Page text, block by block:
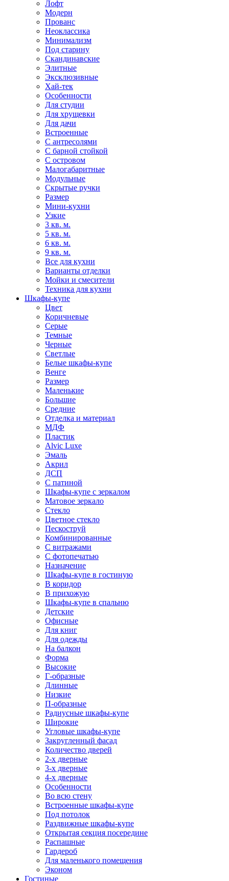
Лофт
Модерн
Прованс
Неоклассика
Минимализм
Под старину
Скандинавские
Элитные
Эксклюзивные
Хай-тек
Особенности
Для студии
Для хрущевки
Для дачи
Встроенные
С антресолями
С барной стойкой
С островом
Малогабаритные
Модульные
Скрытые ручки
Размер
Мини-кухни
Узкие
3 кв. м.
5 кв. м.
6 кв. м.
9 кв. м.
Все для кухни
Варианты отделки
Мойки и смесители
Техника для кухни
Шкафы-купе
Цвет
Коричневые
Серые
Темные
Черные
Светлые
Белые шкафы-купе
Венге
Размер
Маленькие
Большие
Средние
Отделка и материал
МДФ
Пластик
Alvic Luxe
Эмаль
Акрил
ДСП
С патиной
Шкафы-купе с зеркалом
Матовое зеркало
Стекло
Цветное стекло
Пескоструй
Комбинированные
С витражами
С фотопечатью
Назначение
Шкафы-купе в гостиную
В коридор
В прихожую
Шкафы-купе в спальню
Детские
Офисные
Для книг
Для одежды
На балкон
Форма
Высокие
Г-образные
Длинные
Низкие
П-образные
Радиусные шкафы-купе
Широкие
Угловые шкафы-купе
Закругленный фасад
Количество дверей
2-х дверные
3-х дверные
4-х дверные
Особенности
Во всю стену
Встроенные шкафы-купе
Под потолок
Раздвижные шкафы-купе
Открытая секция посередине
Распашные
Гардероб
Для маленького помещения
Эконом
Гостиные